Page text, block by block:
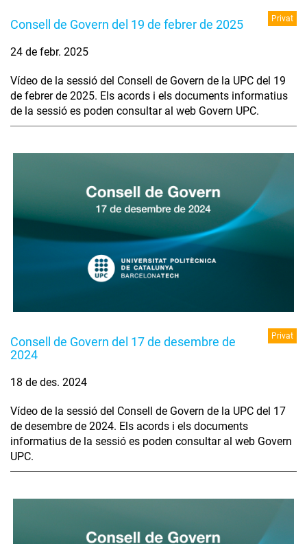
Consell de Govern del 19 de febrer de 2025 Privat
24 de febr. 2025
Vídeo de la sessió del Consell de Govern de la UPC del 19
de febrer de 2025. Els acords i els documents informatius
de la sessió es poden consultar al web Govern UPC.
Consell de Govern del 17 de desembre de
2024
Privat
18 de des. 2024
Vídeo de la sessió del Consell de Govern de la UPC del 17
de desembre de 2024. Els acords i els documents
informatius de la sessió es poden consultar al web Govern
UPC.